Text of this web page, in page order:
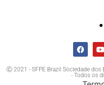
Ⓒ 2021 - SFPE Brazil Sociedade
- Todos os